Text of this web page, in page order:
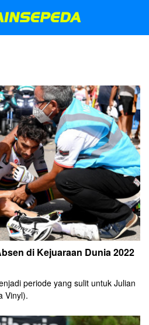
di Kejuaraan Dunia 2022
periode yang sulit untuk Julian
Vinyl).